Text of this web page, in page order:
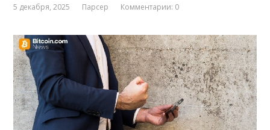
5 декабря, 2025 Парсер Комментарии: 0